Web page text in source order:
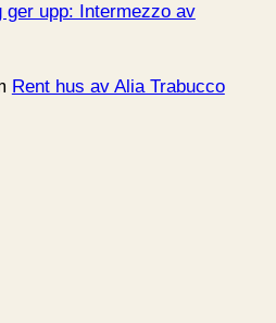
ger upp: Intermezzo av
Rent hus av Alia Trabucco